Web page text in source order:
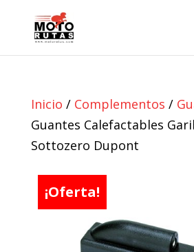
Inicio / Complementos /
Guantes Calefactables
Sottozero Dupont
¡Oferta!